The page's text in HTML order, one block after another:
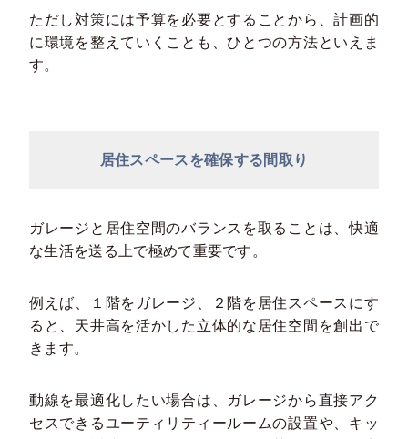
ただし対策には予算を必要とすることから、計画的
に環境を整えていくことも、ひとつの方法といえま
す。
居住スペースを確保する間取り
ガレージと居住空間のバランスを取ることは、快適
な生活を送る上で極めて重要です。
例えば、１階をガレージ、２階を居住スペースにす
ると、天井高を活かした立体的な居住空間を創出で
きます。
動線を最適化したい場合は、ガレージから直接アク
セスできるユーティリティールームの設置や、キッ